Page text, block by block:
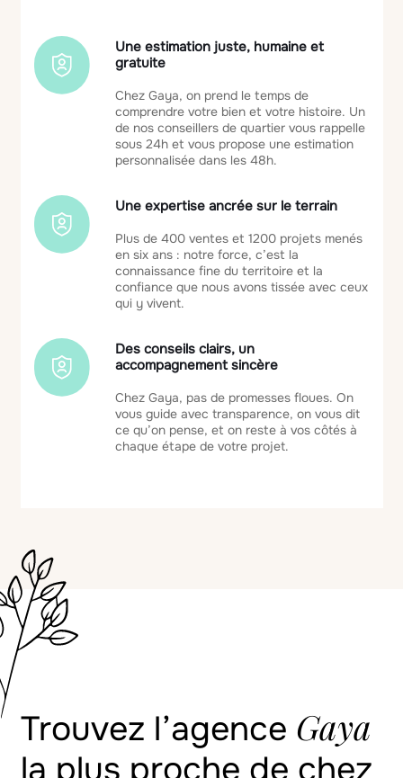
Une estimation juste, humaine et
gratuite
Chez Gaya, on prend le temps de
comprendre votre bien et votre histoire. Un
de nos conseillers de quartier vous rappelle
sous 24h et vous propose une estimation
personnalisée dans les 48h.
Une expertise ancrée sur le terrain
Plus de 400 ventes et 1200 projets menés
en six ans : notre force, c’est la
connaissance fine du territoire et la
confiance que nous avons tissée avec ceux
qui y vivent.
Des conseils clairs, un
accompagnement sincère
Chez Gaya, pas de promesses floues. On
vous guide avec transparence, on vous dit
ce qu’on pense, et on reste à vos côtés à
chaque étape de votre projet.
Trouvez l’agence Gaya